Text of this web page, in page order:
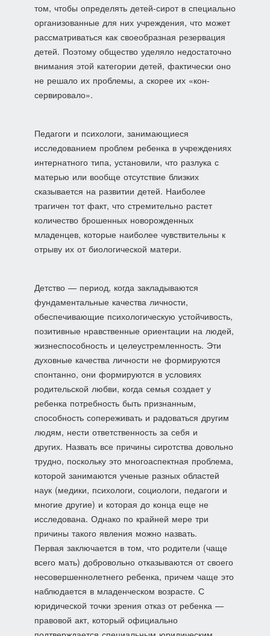
том, чтобы определять детей-сирот в специально
организованные для них учреждения, что может
рассматриваться как своеобразная резервация
детей. Поэтому общество уделяло недостаточно
внимания этой категории де­тей, фактически оно
не решало их проблемы, а скорее их «кон­
сервировало».
Педагоги и психологи, занимающиеся
исследованием про­блем ребенка в учреждениях
интернатного типа, установили, что разлука с
матерью или вообще отсутствие близких
сказывается на разви­тии детей. Наиболее
трагичен тот факт, что стремительно растет
количество брошенных новорожденных
младенцев, которые наиболее чувствительны к
отрыву их от биологической матери.
Дет­ство — период, когда закладываются
фундаментальные каче­ства личности,
обеспечивающие психологическую устойчи­вость,
позитивные нравственные ориентации на людей,
жизне­способность и целеустремленность. Эти
духовные качества лич­ности не формируются
спонтанно, они формируются в услови­ях
родительской любви, когда семья создает у
ребенка потреб­ность быть признанным,
способность сопереживать и радовать­ся другим
людям, нести ответственность за себя и
других. Назвать все причины сиротства довольно
трудно, поскольку это многоаспектная проблема,
которой занимаются ученые раз­ных областей
наук (медики, психологи, социологи, педагоги и
многие другие) и которая до конца еще не
исследована. Однако по крайней мере три
причины такого явления можно назвать.
Первая заключается в том, что родители (чаще
всего мать) добровольно отказываются от своего
несовершеннолетнего ре­бенка, причем чаще это
наблюдается в младенческом возрасте. С
юридической точки зрения отказ от ребенка —
правовой акт, который официально